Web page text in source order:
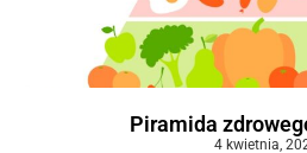
Piramida
4 kwietnia,